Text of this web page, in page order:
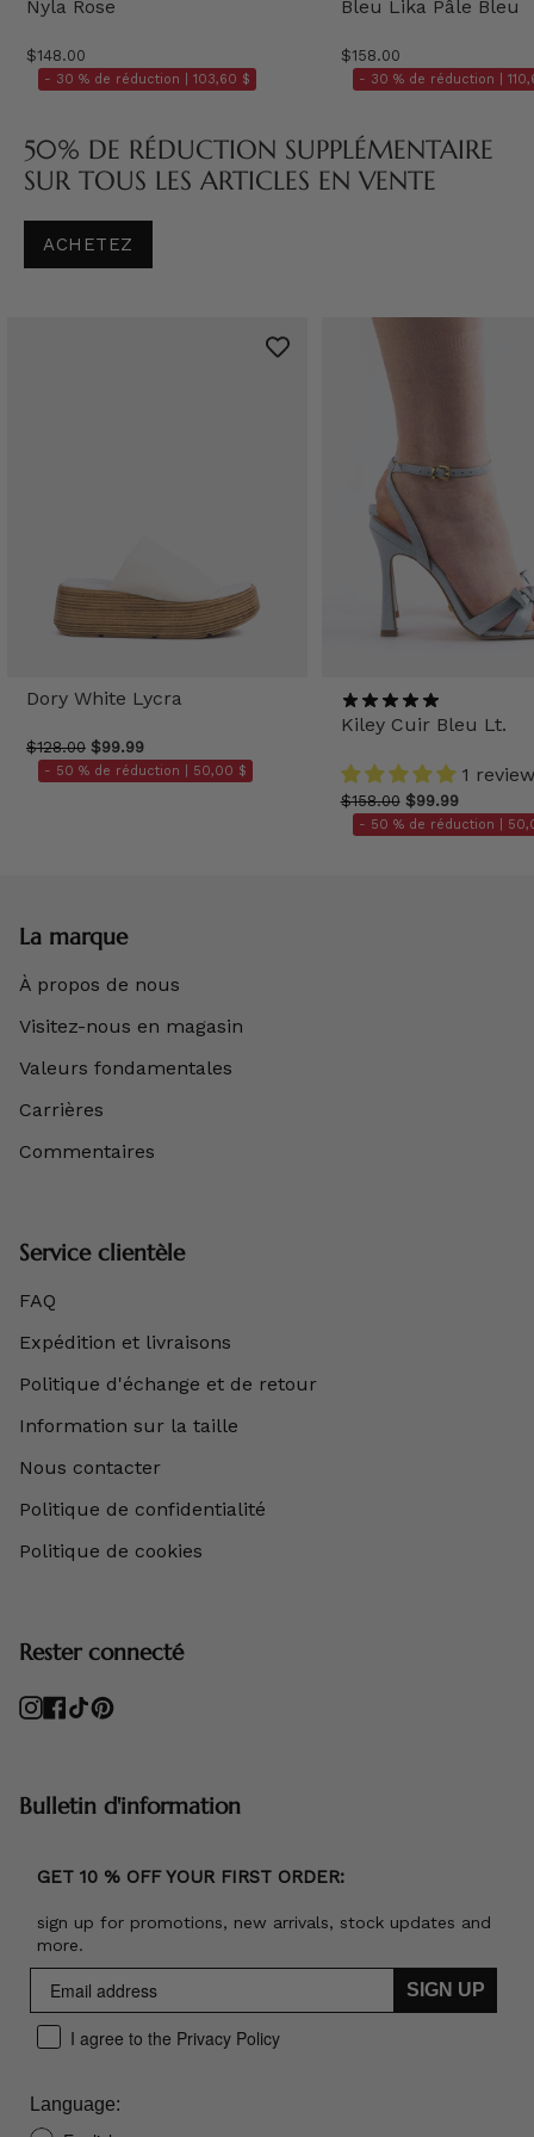
Nyla Rose
$148.00
- 30 % de réduction | 103,60 $
Bleu Lika Pâle Bleu
$158.00
- 30 % de réduction |
50% DE RÉDUCTION SUPPLÉMENTAIRE
SUR TOUS LES ARTICLES EN VENTE
ACHETEZ
Dory White Lycra
$128.00 $99.99
- 50 % de réduction | 50,00 $
Kiley Cuir Bleu Lt.
1 review
$158.00 $99.99
- 50 % de réduction |
La marque
À propos de nous
Visitez-nous en magasin
Valeurs fondamentales
Carrières
Commentaires
Service clientèle
FAQ
Expédition et livraisons
Politique d'échange et de retour
Information sur la taille
Nous contacter
Politique de confidentialité
Politique de cookies
Rester connecté
Instagram
Facebook
TikTokPinterest
Bulletin d'information
GET 10 % OFF YOUR FIRST ORDER:
sign up for promotions, new arrivals, stock updates and
more.
SIGN UP
I agree to the Privacy Policy
Language: